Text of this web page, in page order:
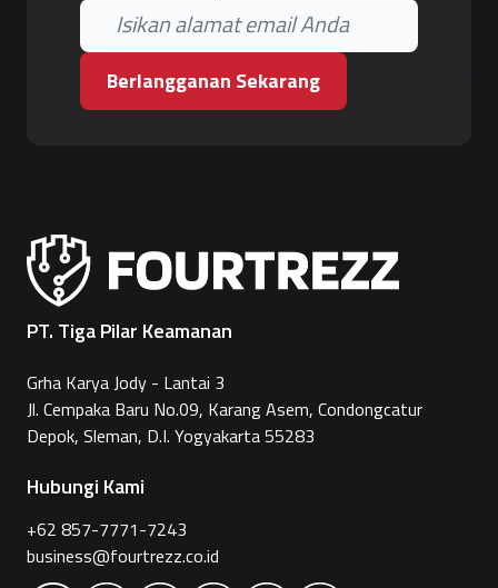
Berlangganan Sekarang
PT. Tiga Pilar Keamanan
Grha Karya Jody - Lantai 3
Jl. Cempaka Baru No.09, Karang Asem, Condongcatur
Depok, Sleman, D.I. Yogyakarta 55283
Hubungi Kami
+62 857-7771-7243
business@fourtrezz.co.id